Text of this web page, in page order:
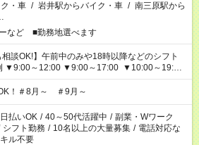
・車 / 岩井駅からバイク・車 / 南三原駅から
など ■勤務地選べます
相談OK!】午前中のみや18時以降などのシフト
▼9:00～12:00 ▼9:00～17:00 ▼10:00～19:00
！＃8月～ ＃9月～
日払いOK / 40～50代活躍中 / 副業・Wワーク
シフト勤務 / 10名以上の大量募集 / 電話対応な
ル不要